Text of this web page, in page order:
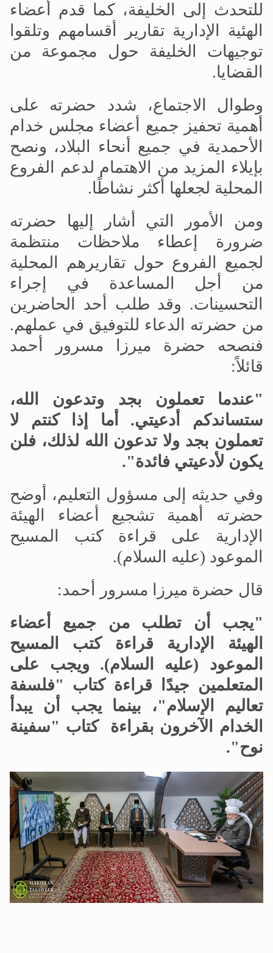
للتحدث إلى الخليفة، كما قدم أعضاء
الهئية الإدارية تقارير أقسامهم وتلقوا
توجيهات الخليفة حول مجموعة من
القضايا.
وطوال الاجتماع، شدد حضرته على
أهمية تحفيز جميع أعضاء مجلس خدام
الأحمدية في جميع أنحاء البلاد، ونصح
بإيلاء المزيد من الاهتمام لدعم الفروع
المحلية لجعلها أكثر نشاطًا.
ومن الأمور التي أشار إليها حضرته
ضرورة إعطاء ملاحظات منتظمة
لجميع الفروع حول تقاريرهم المحلية
من أجل المساعدة في إجراء
التحسينات. وقد طلب أحد الحاضرين
من حضرته الدعاء للتوفيق في عملهم.
فنصحه حضرة ميرزا مسرور أحمد
قائلاً:
"عندما تعملون بجد وتدعون الله،
ستساندكم أدعيتي. أما إذا كنتم لا
تعملون بجد ولا تدعون الله لذلك، فلن
يكون لأدعيتي فائدة".
وفي حديثه إلى مسؤول التعليم، أوضح
حضرته أهمية تشجيع أعضاء الهيئة
الإدارية على قراءة كتب المسيح
الموعود (عليه السلام).
قال حضرة ميرزا مسرور أحمد:
"يجب أن تطلب من جميع أعضاء
الهيئة الإدارية قراءة كتب المسيح
الموعود (عليه السلام). ويجب على
المتعلمين جيدًا قراءة كتاب "فلسفة
تعاليم الإسلام"، بينما يجب أن يبدأ
الخدام الآخرون بقراءة كتاب "سفينة
نوح".